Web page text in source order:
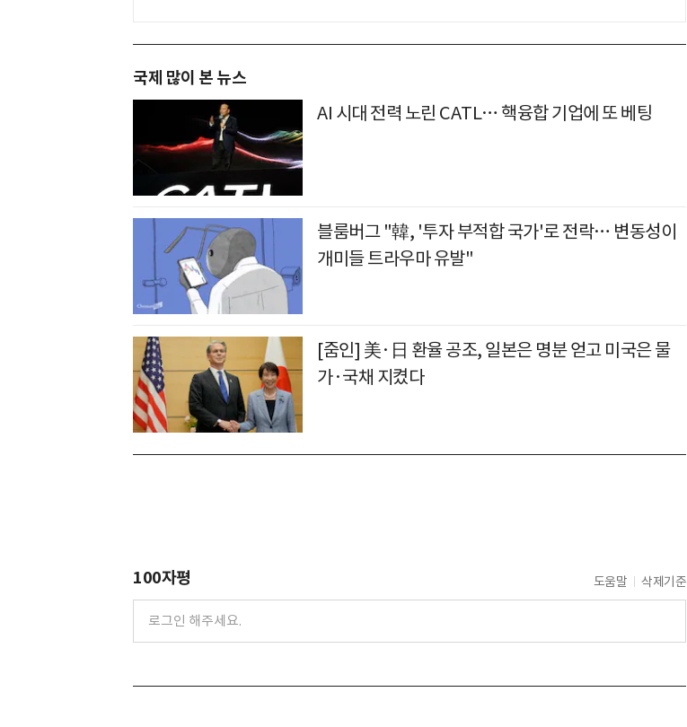
국제 많이 본 뉴스
AI 시대 전력 노린 CATL… 핵융합 기업에 또 베팅
블룸버그 "韓, '투자 부적합 국가'로 전락… 변동성이
개미들 트라우마 유발"
[줌인] 美·日 환율 공조, 일본은 명분 얻고 미국은 물
가·국채 지켰다
100자평 도움말 삭제기준